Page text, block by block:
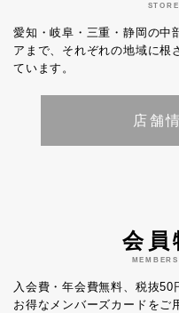
愛知・岐阜・三重・静岡の中
アまで、それぞれの地域に根
ています。
店舗
会員
入会費・年会費無料、税抜50
お得なメンバーズカードをご